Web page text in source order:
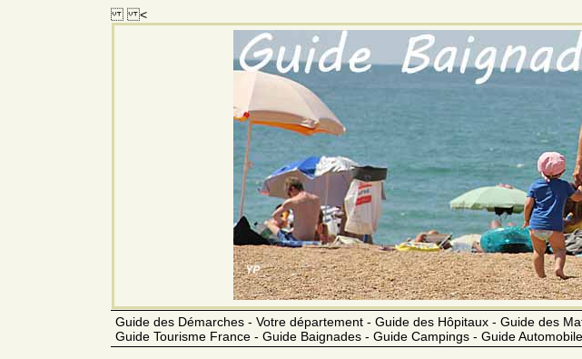
<
Guide des Démarches - Votre département - Guide des Hôpitaux - Guide des
Guide Tourisme France - Guide Baignades - Guide Campings - Guide